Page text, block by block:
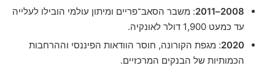
2008–2011
: משבר הסאב־פריים ומיתון עולמי הובילו לעלייה
עד כמעט 1,900 דולר לאונקיה.
2020: מגפת הקורונה, חוסר הוודאות הפיננסי וההרחבות
הכמותיות של הבנקים המרכזיים.